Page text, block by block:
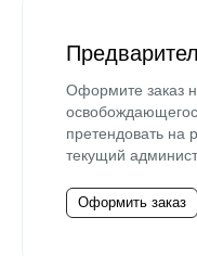
Оформите заказ
претендовать на
текущий
Оформить заказ